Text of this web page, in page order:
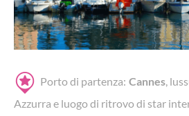
Porto di partenza: Cannes,
Azzurra e luogo di ritrovo di star